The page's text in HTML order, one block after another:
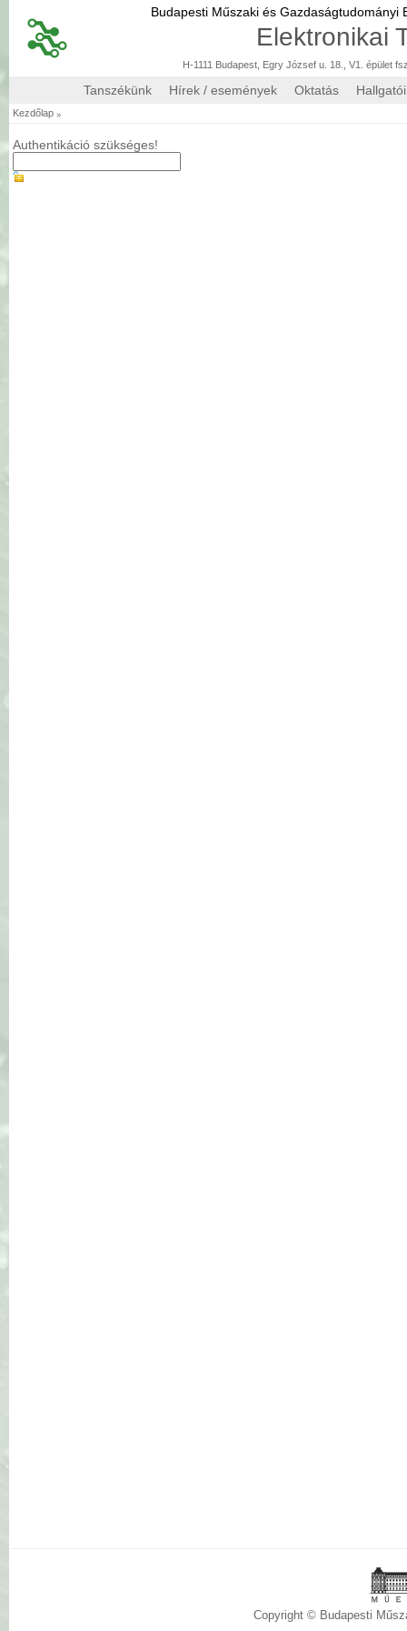
Budapesti Műszaki és Gazdaságtudományi
Elektronikai
H-1111 Budapest, Egry József u. 18., V1. épület
Tanszékünk Hírek / események Oktatás
Kezdőlap »
Authentikáció szükséges!
Copyright © Budapesti